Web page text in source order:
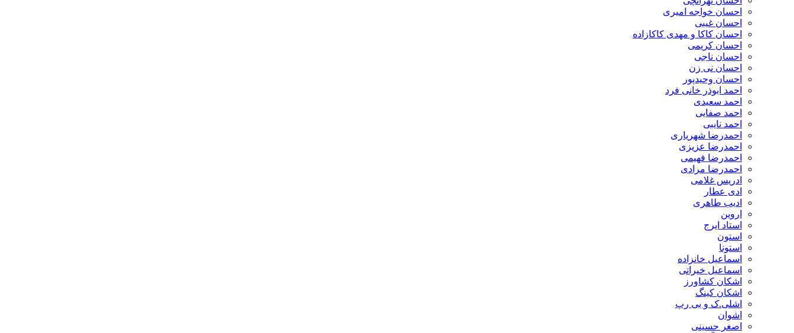
احسان خواجه امیری
احسان غیبی
احسان کاکا و مهدی کاکازاده
احسان کریمی
احسان ناجی
احسان نی زن
احسان وحیدپور
احمد ابوذر خانی فرد
احمد سعیدی
احمد صفایی
احمد نایبی
احمدرضا شهریاری
احمدرضا عزیزی
احمدرضا فهیمی
احمدرضا مرادی
ادریس غلامی
ادی عطار
ادیب طاهری
اروین
استاد ایرج
استون
استونا
اسماعیل خانزاده
اسماعیل خیراتی
اشکان کشاورز
اشکان کینگ
اشلی.ک و بی رپ
اشوان
اصغر حسینی